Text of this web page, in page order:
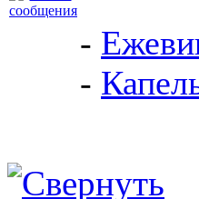
-
-